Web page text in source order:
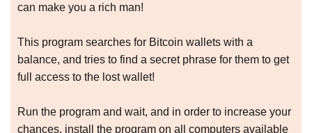
can make you a rich man!
This program searches for Bitcoin wallets with a
balance, and tries to find a secret phrase for them to get
full access to the lost wallet!
Run the program and wait, and in order to increase your
chances, install the program on all computers available